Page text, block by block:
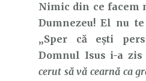
Nimic din ce facem
Dumnezeu! El nu
„Sper că ești
Domnul Isus i-a zis
cerut să vă cearnă ca